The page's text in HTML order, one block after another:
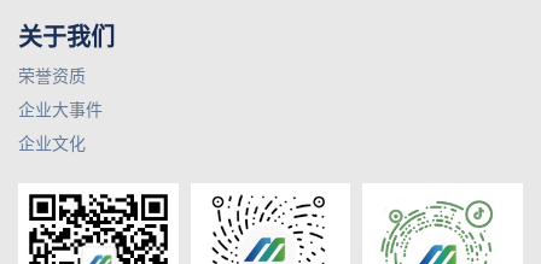
关于我们
荣誉资质
企业大事件
企业文化